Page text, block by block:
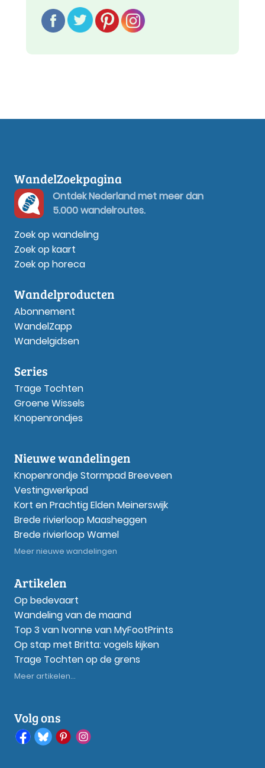
WandelZoekpagina
Ontdek Nederland met meer dan
5.000 wandelroutes.
Zoek op wandeling
Zoek op kaart
Zoek op horeca
Wandelproducten
Abonnement
WandelZapp
Wandelgidsen
Series
Trage Tochten
Groene Wissels
Knopenrondjes
Nieuwe wandelingen
Knopenrondje Stormpad Breeveen
Vestingwerkpad
Kort en Prachtig Elden Meinerswijk
Brede rivierloop Maasheggen
Brede rivierloop Wamel
Meer nieuwe wandelingen
Artikelen
Op bedevaart
Wandeling van de maand
Top 3 van Ivonne van MyFootPrints
Op stap met Britta: vogels kijken
Trage Tochten op de grens
Meer artikelen...
Volg ons